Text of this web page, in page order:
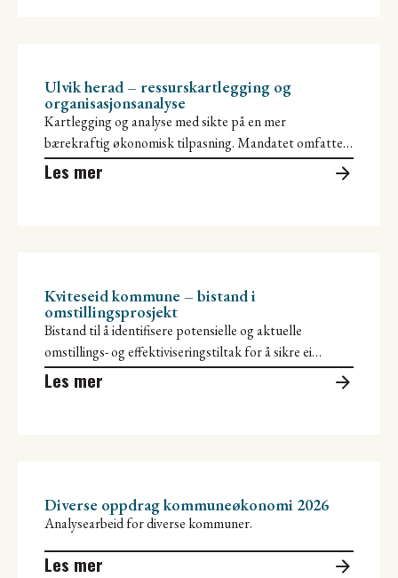
Ulvik herad – ressurskartlegging og
organisasjonsanalyse
Kartlegging og analyse med sikte på en mer
bærekraftig økonomisk tilpasning. Mandatet omfatter
derfor også å komme med forslag til
Les mer
Kviteseid kommune – bistand i
omstillingsprosjekt
Bistand til å identifisere potensielle og aktuelle
omstillings- og effektiviseringstiltak for å sikre ei
bærekraftig økonomisk tilpasning.
Les mer
Diverse oppdrag kommuneøkonomi 2026
Analysearbeid for diverse kommuner.
Les mer